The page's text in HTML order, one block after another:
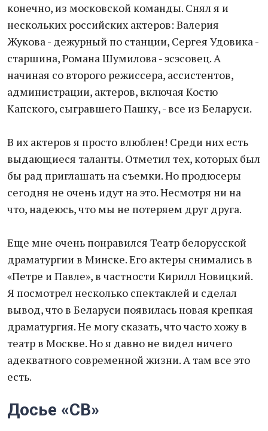
конечно, из московской команды. Снял я и
нескольких российских актеров: Валерия
Жукова - дежурный по станции, Сергея Удовика -
старшина, Романа Шумилова - эсэсовец. А
начиная со второго режиссера, ассистентов,
администрации, актеров, включая Костю
Капского, сыгравшего Пашку, - все из Беларуси.
В их актеров я просто влюблен! Среди них есть
выдающиеся таланты. Отметил тех, которых был
бы рад приглашать на съемки. Но продюсеры
сегодня не очень идут на это. Несмотря ни на
что, надеюсь, что мы не потеряем друг друга.
Еще мне очень понравился Театр белорусской
драматургии в Минске. Его актеры снимались в
«Петре и Павле», в частности Кирилл Новицкий.
Я посмотрел несколько спектаклей и сделал
вывод, что в Беларуси появилась новая крепкая
драматургия. Не могу сказать, что часто хожу в
театр в Москве. Но я давно не видел ничего
адекватного современной жизни. А там все это
есть.
Досье «СВ»